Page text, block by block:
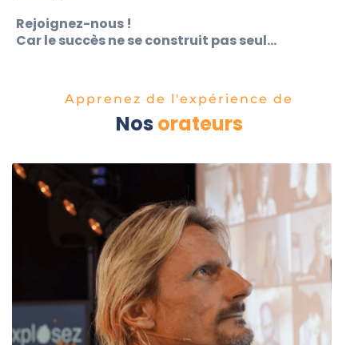
Rejoignez-nous !
Car le succès ne se construit pas seul...
Apprenez de l'expérience de
Nos orateurs